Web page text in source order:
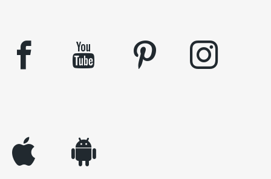
facebook youtube pinterest instagram
appleinc android